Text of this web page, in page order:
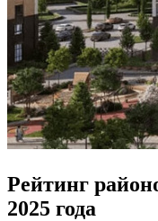
Рейтинг
2025 года